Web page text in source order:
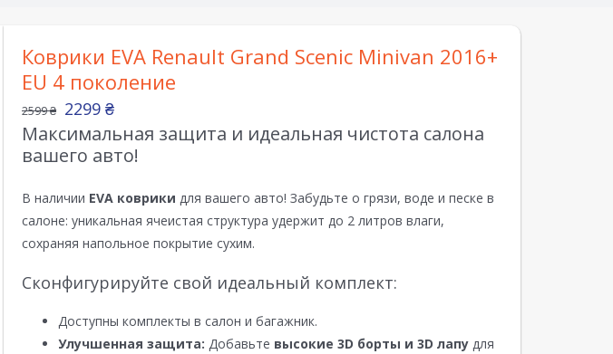
Коврики EVA Renault Grand Scenic Minivan 2016+
EU 4 поколение
2599₴ 2299 ₴
Максимальная защита и идеальная чистота салона
вашего авто!
В наличии EVA коврики для вашего авто! Забудьте о грязи, воде и песке в
салоне: уникальная ячеистая структура удержит до 2 литров влаги,
сохраняя напольное покрытие сухим.
Сконфигурируйте свой идеальный комплект:
Доступны комплекты в салон и багажник.
Улучшенная защита: Добавьте высокие 3D борты и 3D лапу для